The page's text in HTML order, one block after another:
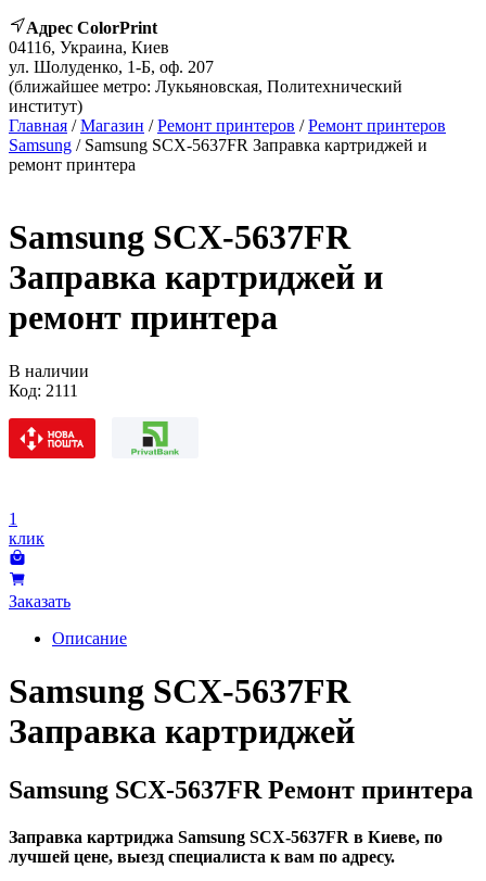
Адрес ColorPrint
04116, Украина, Киев
ул. Шолуденко, 1-Б, оф. 207
(ближайшее метро: Лукьяновская, Политехнический
институт)
Главная /Магазин /Ремонт принтеров /Ремонт принтеров
Samsung / Samsung SCX-5637FR Заправка картриджей и
ремонт принтера
Samsung SCX-5637FR
Заправка картриджей и
ремонт принтера
В наличии
Код: 2111
1
клик
Заказать
Описание
Samsung SCX-5637FR
Заправка картриджей
Samsung SCX-5637FR Ремонт принтера
Заправка картриджа Samsung SCX-5637FR в Киеве, по
лучшей цене, выезд специалиста к вам по адресу.